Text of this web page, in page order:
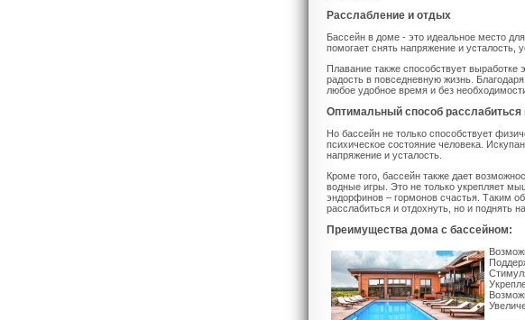
Расслабление и отдых
Бассейн в доме - это идеальное место
помогает снять напряжение и усталость,
Плавание также способствует
радость в повседневную жизнь.
любое удобное время и без
Оптимальный способ расслабиться
Но бассейн не только способствует
психическое состояние человека.
напряжение и усталость.
Кроме того, бассейн также дает
водные игры. Это не только укрепляет
эндорфинов – гормонов счастья. Таким
расслабиться и отдохнуть, но и поднять
Преимущества дома с бассейном: